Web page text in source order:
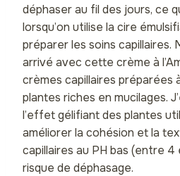
déphaser au fil des jours, ce
lorsqu’on utilise la cire
préparer les soins capillaires.
arrivé avec cette crème à
crèmes capillaires préparées
plantes riches en mucilages.
l’effet gélifiant des plantes
améliorer la cohésion et la
capillaires au PH bas (entre 4
risque de déphasage.